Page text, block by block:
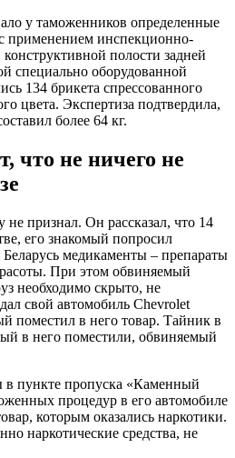
у таможенников определенные
применением инспекционно-
полости задней
специально оборудованной
134 брикета спрессованного
цвета. Экспертиза подтвердила,
более 64 кг.
что не ничего не
признал. Он рассказал, что 14
его знакомый попросил
Беларусь медикаменты – препараты
При этом обвиняемый
необходимо скрыто, не
свой автомобиль Chevrolet
поместил в него товар. Тайник в
в него поместили, обвиняемый
пункте пропуска «Каменный
процедур в его автомобиле
которым оказались наркотики.
наркотические средства, не